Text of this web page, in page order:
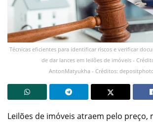
Técnicas eficientes para identificar riscos e verificar
de dar lances em leilões de imóveis -
AntonMatyukha - Créditos:
Leilões de imóveis atraem pelo preço,